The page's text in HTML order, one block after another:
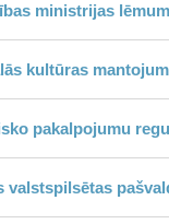
ministrijas
kultūras
pakalpojumu
valstspilsētas